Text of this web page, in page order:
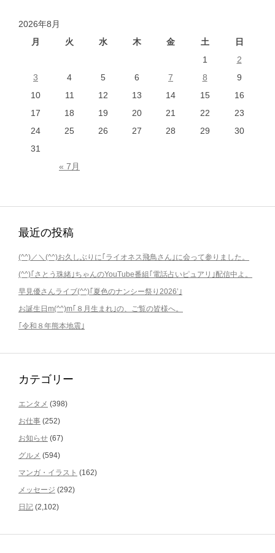
ビ2026年8月
月
火 水 木 金 土 日
« 7月
1
2
3
4 5 6 7 8
9
10
11 12 13 14 15
16
17
18 19 20 21 22
23
24
25 26 27 28 29
30
31
最近の投稿
(^^)／＼(^^)お久しぶりに｢ライオネス飛鳥さん｣に会って参りました。
(^^)｢さとう珠緒｣ちゃんのYouTube番組｢電話占いピュアリ｣配信中よ。
早見優さんライブ(^^)｢夏色のナンシー祭り2026’｣
お誕生日m(^^)m｢８月生まれ｣の、ご覧の皆様へ。
｢令和８年熊本地震｣
カテゴリー
エンタメ (398)
お仕事 (252)
お知らせ (67)
グルメ (594)
マンガ・イラスト (162)
メッセージ (292)
日記 (2,102)